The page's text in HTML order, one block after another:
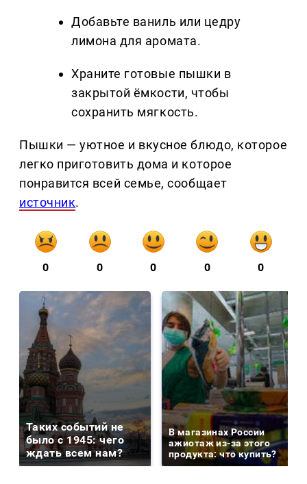
Добавьте ваниль или цедру
лимона для аромата.
Храните готовые пышки в
закрытой ёмкости, чтобы
сохранить мягкость.
Пышки — уютное и вкусное блюдо, которое
легко приготовить дома и которое
понравится всей семье, сообщает
источник.
0 0 0 0 0
Таких событий не
было с 1945: чего
ждать всем нам?
В магазинах России
ажиотаж из-за этого
продукта: что купить?